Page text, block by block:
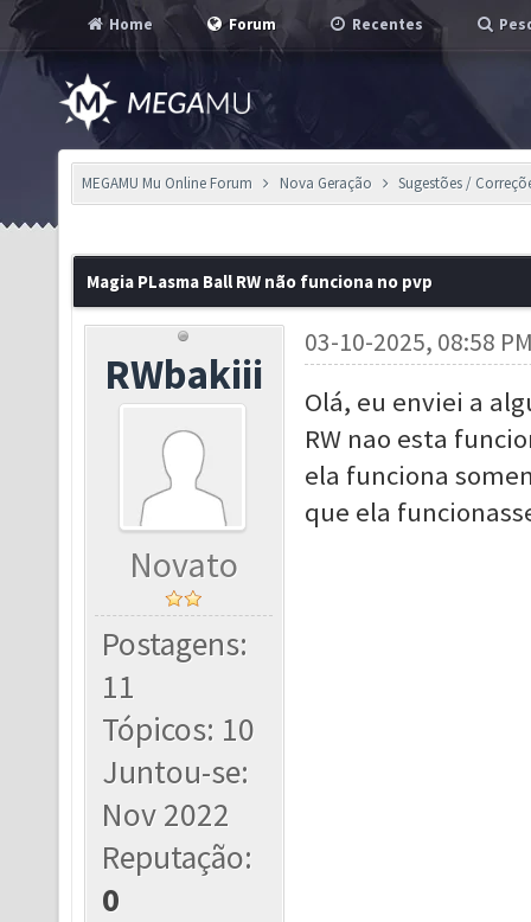
Home Forum Recentes
MEGAMU Mu Online Forum Nova Geração Sugestões /
Magia PLasma Ball RW não funciona no pvp
RWbakiii
Novato
Postagens:
11
Tópicos: 10
Juntou-se:
Nov 2022
Reputação:
0
03-10-2025, 08:58
Olá, eu enviei a
RW nao esta
ela funciona
que ela